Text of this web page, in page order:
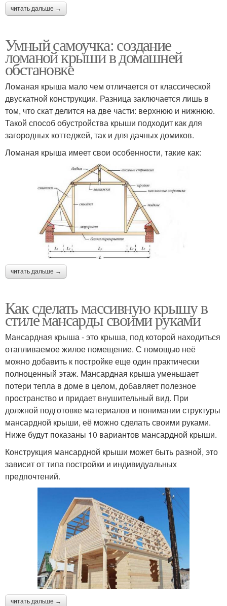
читать дальше →
Умный самоучка: создание
ломаной крыши в домашней
обстановке
Ломаная крыша мало чем отличается от классической
двускатной конструкции. Разница заключается лишь в
том, что скат делится на две части: верхнюю и нижнюю.
Такой способ обустройства крыши подходит как для
загородных коттеджей, так и для дачных домиков.
Ломаная крыша имеет свои особенности, такие как:
читать дальше →
Как сделать массивную крышу в
стиле мансарды своими руками
Мансардная крыша - это крыша, под которой находиться
отапливаемое жилое помещение. С помощью неё
можно добавить к постройке еще один практически
полноценный этаж. Мансардная крыша уменьшает
потери тепла в доме в целом, добавляет полезное
пространство и придает внушительный вид. При
должной подготовке материалов и понимании структуры
мансардной крыши, её можно сделать своими руками.
Ниже будут показаны 10 вариантов мансардной крыши.
Конструкция мансардной крыши может быть разной, это
зависит от типа постройки и индивидуальных
предпочтений.
читать дальше →